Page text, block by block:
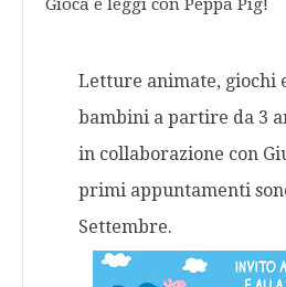
Gioca e leggi con Peppa Pig!
Letture animate, giochi
bambini a partire da 3
in collaborazione con
primi appuntamenti
Settembre.